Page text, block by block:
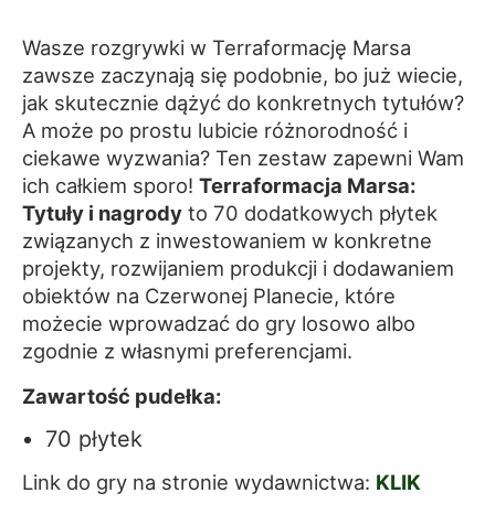
Wasze rozgrywki w Terraformację Marsa
zawsze zaczynają się podobnie, bo już wiecie,
jak skutecznie dążyć do konkretnych tytułów?
A może po prostu lubicie różnorodność i
ciekawe wyzwania? Ten zestaw zapewni Wam
ich całkiem sporo! Terraformacja Marsa:
Tytuły i nagrody to 70 dodatkowych płytek
związanych z inwestowaniem w konkretne
projekty, rozwijaniem produkcji i dodawaniem
obiektów na Czerwonej Planecie, które
możecie wprowadzać do gry losowo albo
zgodnie z własnymi preferencjami.
Zawartość pudełka:
70 płytek
Link do gry na stronie wydawnictwa: KLIK